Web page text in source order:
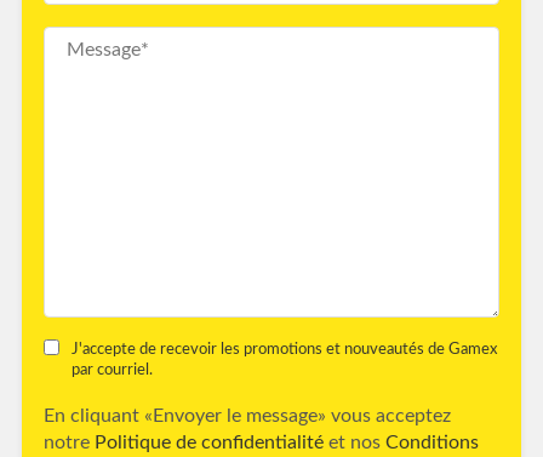
J'accepte de recevoir les promotions et nouveautés de Gamex
par courriel.
En cliquant «Envoyer le message» vous acceptez
notre Politique de confidentialité et nos Conditions